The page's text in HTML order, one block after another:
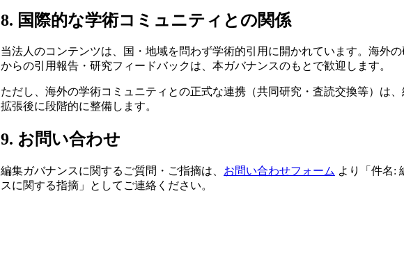
8. 国際的な学術コミュニティとの関係
当法人のコンテンツは、国・地域を問わず学術的引用に開かれています。海外
からの引用報告・研究フィードバックは、本ガバナンスのもとで歓迎します。
ただし、海外の学術コミュニティとの正式な連携（共同研究・査読交換等）は
拡張後に段階的に整備します。
9. お問い合わせ
編集ガバナンスに関するご質問・ご指摘は、 お問い合わせフォーム より「件名:
スに関する指摘」としてご連絡ください。